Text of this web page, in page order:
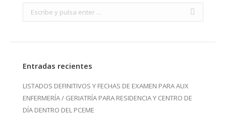
Search:
Entradas recientes
LISTADOS DEFINITIVOS Y FECHAS DE EXAMEN PARA AUX
ENFERMERÍA / GERIATRÍA PARA RESIDENCIA Y CENTRO DE
DÍA DENTRO DEL PCEME